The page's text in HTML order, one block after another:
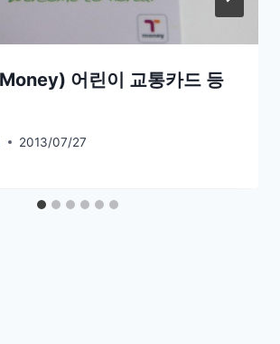
어린이 교통카드 등
2013/07/27